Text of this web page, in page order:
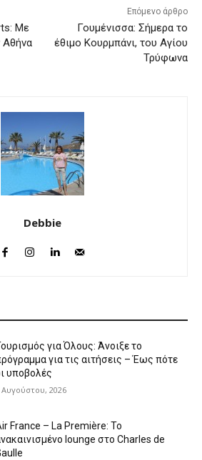
Με
Αθήνα
Επόμενο άρθρο
Γουμένισσα: Σήμερα το
έθιμο Κουρμπάνι, του Αγίου
Τρύφωνα
Debbie
για Όλους: Άνοιξε το
για τις αιτήσεις – Έως πότε
υποβολές
Αυγούστου, 2026
France – La Première: Το
lounge στο Charles de